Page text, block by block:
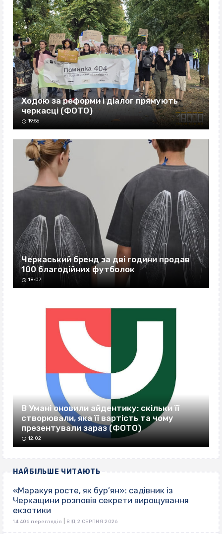
Ходою за реформи і діалог прямують
черкасці (ФОТО)
19:56
Черкаський бренд за дві години продав
100 благодійних футболок
18:07
В Умані оновили айдентику: скільки її
створювали, яка її вартість та чому
презентували зараз (ФОТО)
12:02
НАЙБІЛЬШЕ ЧИТАЮТЬ
«Маракуя росте, як бур’ян»: садівник із
Черкащини розповів секрети вирощування
екзотики
14 406 переглядів ВІД 2 СЕРПНЯ 2026